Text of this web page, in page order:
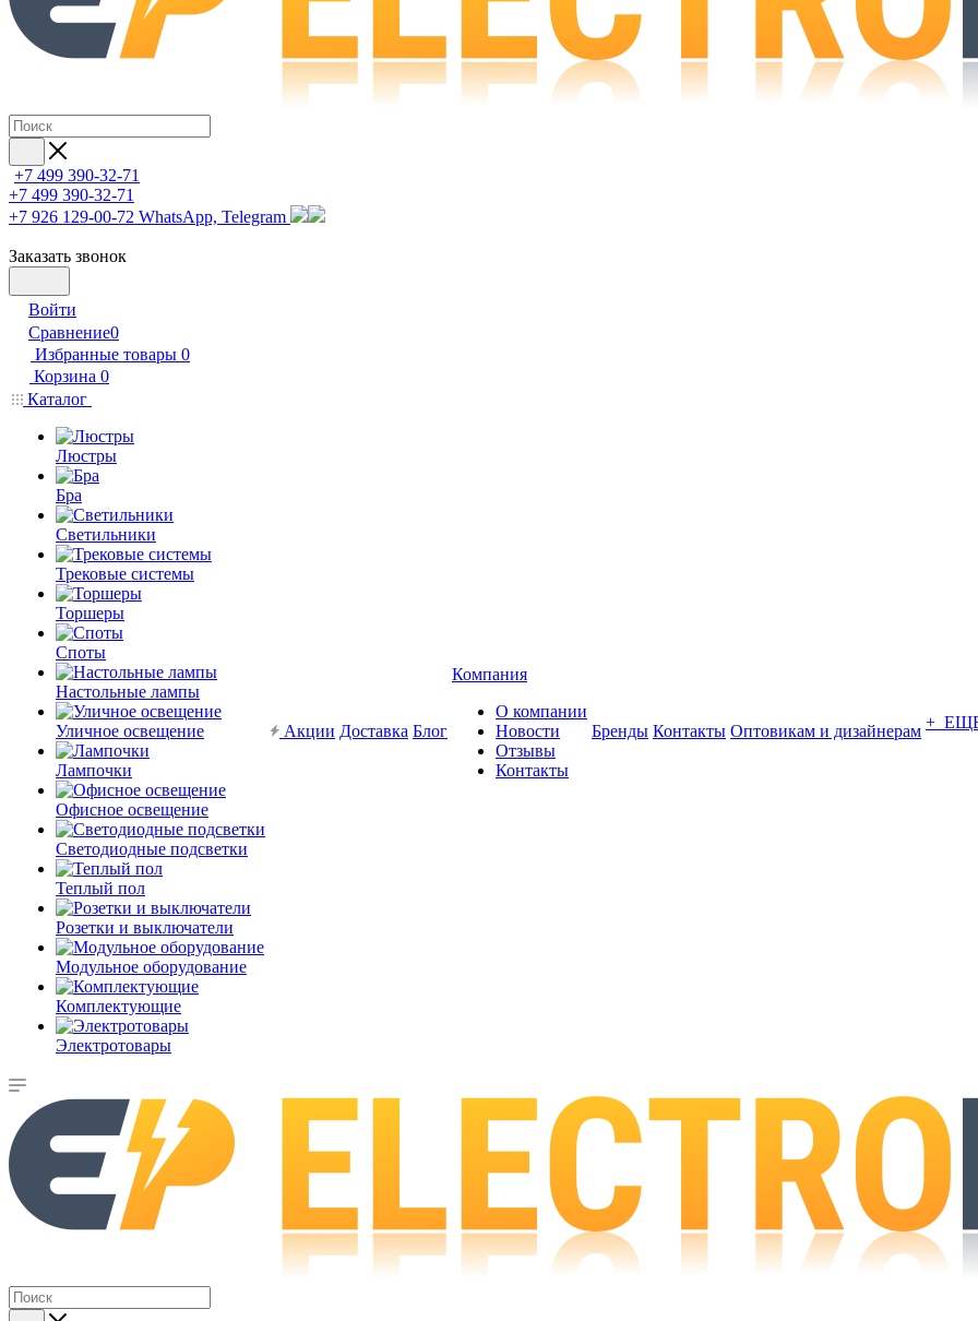
+7 499 390-32-71
+7 499 390-32-71
+7 926 129-00-72 WhatsApp, Telegram
Заказать звонок
Войти
Сравнение0
Избранные товары 0
Корзина 0
Каталог
Люстры
Бра
Светильники
Трековые системы
Торшеры
Споты
Настольные лампы
Уличное освещение
Лампочки
Офисное освещение
Светодиодные подсветки
Теплый пол
Розетки и выключатели
Модульное оборудование
Комплектующие
Электротовары
Акции Доставка Блог
Компания
О компании
Новости
Отзывы
Контакты
Бренды Контакты Оптовикам и дизайнерам +